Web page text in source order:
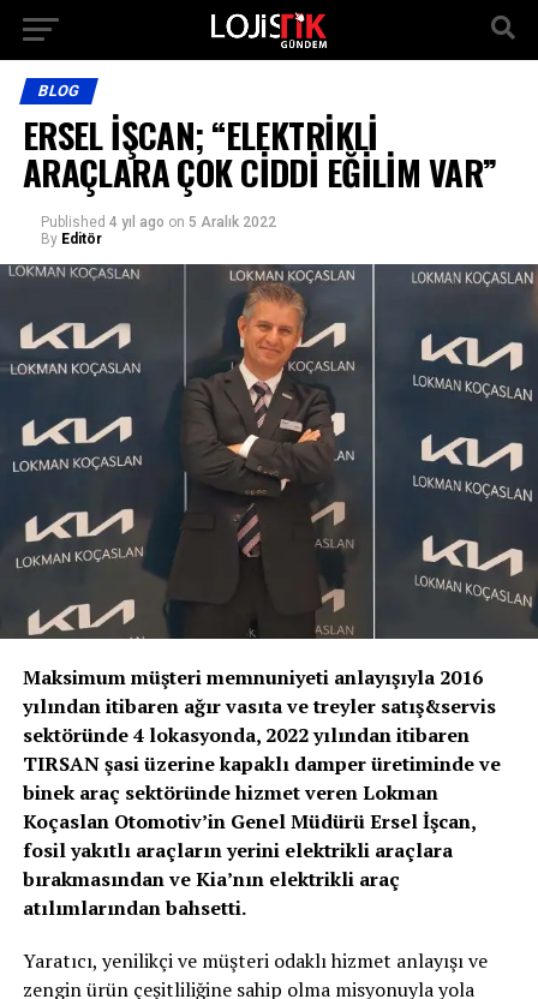
BLOG
ERSEL İŞCAN; “ELEKTRİKLİ
ARAÇLARA ÇOK CİDDİ EĞİLİM VAR”
Published 4 yıl ago on 5 Aralık 2022
By Editör
Maksimum müşteri memnuniyeti anlayışıyla 2016
yılından itibaren ağır vasıta ve treyler satış&servis
sektöründe 4 lokasyonda, 2022 yılından itibaren
TIRSAN şasi üzerine kapaklı damper üretiminde ve
binek araç sektöründe hizmet veren Lokman
Koçaslan Otomotiv’in Genel Müdürü Ersel İşcan,
fosil yakıtlı araçların yerini elektrikli araçlara
bırakmasından ve Kia’nın elektrikli araç
atılımlarından bahsetti.
Yaratıcı, yenilikçi ve müşteri odaklı hizmet anlayışı ve
zengin ürün çeşitliliğine sahip olma misyonuyla yola